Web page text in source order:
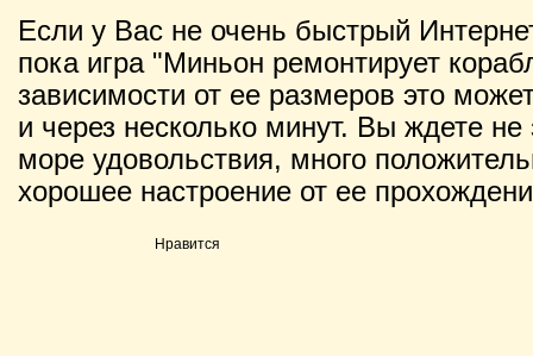
Если у Вас не очень быстрый
пока игра "Миньон ремонтирует
зависимости от ее размеров это
и через несколько минут. Вы ждете не
море удовольствия, много
хорошее настроение от ее
Нравится